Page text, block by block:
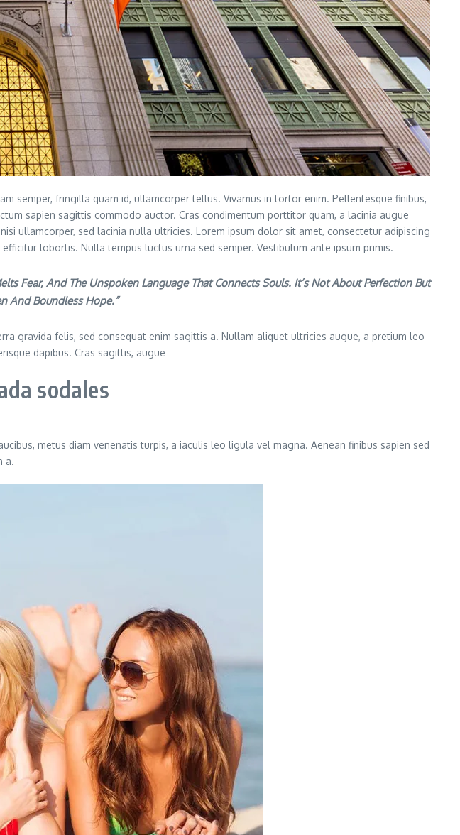
semper, fringilla quam id, ullamcorper tellus. Vivamus in tortor enim. Pellentesque finibus,
sapien sagittis commodo auctor. Cras condimentum porttitor quam, a lacinia augue
ullamcorper, sed lacinia nulla ultricies. Lorem ipsum dolor sit amet, consectetur adipiscing
lobortis. Nulla tempus luctus urna sed semper. Vestibulum ante ipsum primis.
Fear, And The Unspoken Language That Connects Souls. It’s Not About Perfection But
And Boundless Hope.”
gravida felis, sed consequat enim sagittis a. Nullam aliquet ultricies augue, a pretium leo
dapibus. Cras sagittis, augue
sodales
metus diam venenatis turpis, a iaculis leo ligula vel magna. Aenean finibus sapien sed
a.